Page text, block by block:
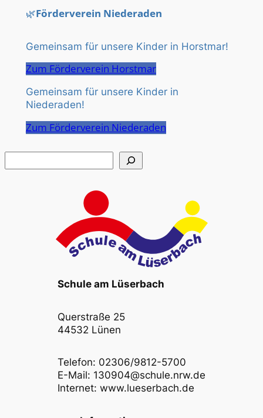
🌿Förderverein Niederaden
Gemeinsam für unsere Kinder in Horstmar!
Zum Förderverein Horstmar
Gemeinsam für unsere Kinder in
Niederaden!
Zum Förderverein Niederaden
Schule am Lüserbach
Querstraße 25
44532 Lünen
Telefon: 02306/9812-5700
E-Mail: 130904@schule.nrw.de
Internet: www.lueserbach.de